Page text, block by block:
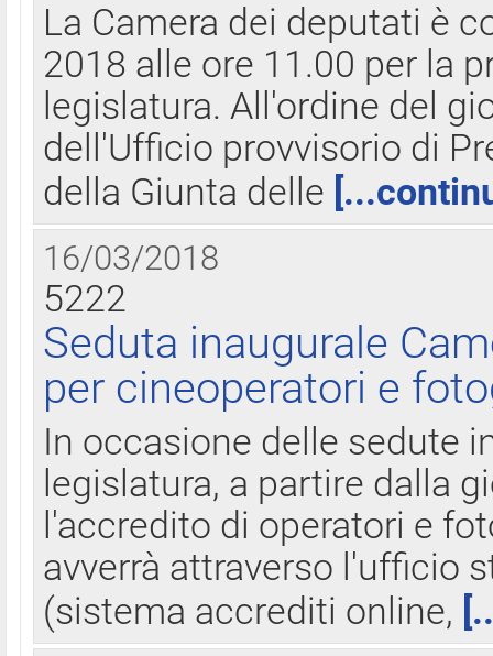
La Camera dei deputati è
2018 alle ore 11.00 per la
legislatura. All'ordine del
dell'Ufficio provvisorio di
della Giunta delle
16/03/2018
5222
Seduta inaugurale
per cineoperatori e
In occasione delle sedute
legislatura, a partire dalla
l'accredito di operatori e
avverrà attraverso l'ufficio
(sistema accrediti online,